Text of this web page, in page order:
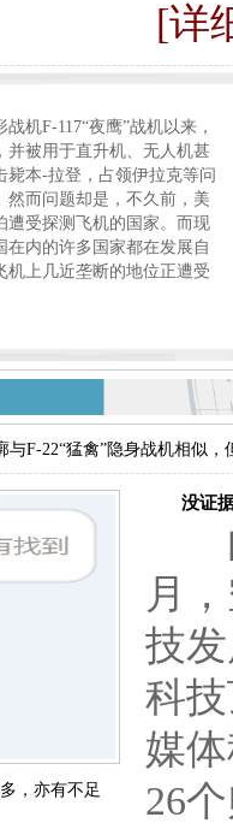
[详
F-117“夜鹰”战机以来，
并被用于直升机、无人机甚
毙本-拉登，占领伊拉克等问
然而问题却是，不久前，美
遭受探测飞机的国家。而现
在内的许多国家都在发展自
机上几近垄断的地位正遭受
F-22“猛禽”隐身战机相似
，亦有不足
没证据
由
月
技
科
媒
26